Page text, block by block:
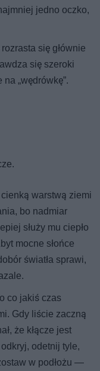
jedno oczko,
się głównie
się szeroki
„wędrówkę”.
warstwą ziemi
bo nadmiar
służy mu ciepło
mocne słońce
światła sprawi,
co jakiś czas
Gdy liście zaczną
że kłącze jest
odetnij tyle,
w podłożu —